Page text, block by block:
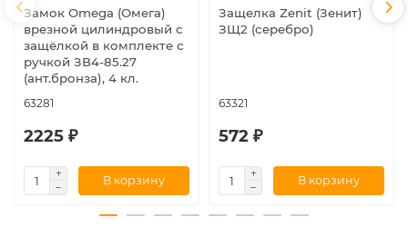
Замок Omega (Омега)
врезной цилиндровый с
защёлкой в комплекте с
ручкой ЗВ4-85.27
(ант.бронза), 4 кл.
63281
2225 ₽
В корзину
Защелка Zenit (Зенит)
ЗЩ2 (серебро)
63321
572 ₽
В корзину